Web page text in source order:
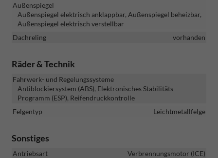
Außenspiegel
Außenspiegel elektrisch anklappbar, Außenspiegel beheizbar,
Außenspiegel elektrisch verstellbar
Dachreling
vorhanden
Räder & Technik
Fahrwerk- und Regelungssysteme
Antiblockiersystem (ABS), Elektronisches Stabilitäts-
Programm (ESP), Reifendruckkontrolle
Felgentyp
Leichtmetallfelge
Sonstiges
Antriebsart
Verbrennungsmotor (ICE)